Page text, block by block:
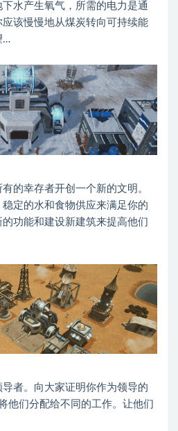
水产生氧气，所需的电力是通
该慢慢地从煤炭转向可持续能
…
的幸存者开创一个新的文明。
定的水和食物供应来满足你的
功能和建设新建筑来提高他们
者。向大家证明你作为领导的
他们分配给不同的工作。让他们